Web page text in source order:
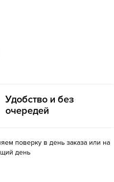
Удобство и без
очередей
поверку в день заказа или на
день